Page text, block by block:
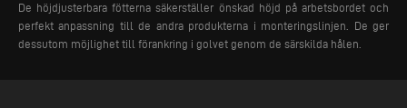
De höjdjusterbara fötterna säkerställer önskad höjd på arbetsbordet och
perfekt anpassning till de andra produkterna i monteringslinjen. De ger
dessutom möjlighet till förankring i golvet genom de särskilda hålen.